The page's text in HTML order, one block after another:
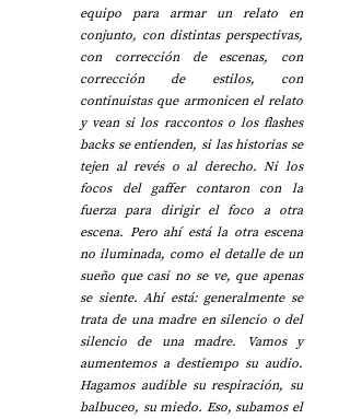
equipo para armar un relato en
conjunto, con distintas perspectivas,
con corrección de escenas, con
corrección de estilos, con
continuistas que armonicen el relato
y vean si los raccontos o los flashes
backs se entienden, si las historias se
tejen al revés o al derecho. Ni los
focos del gaffer contaron con la
fuerza para dirigir el foco a otra
escena. Pero ahí está la otra escena
no iluminada, como el detalle de un
sueño que casi no se ve, que apenas
se siente. Ahí está: generalmente se
trata de una madre en silencio o del
silencio de una madre. Vamos y
aumentemos a destiempo su audio.
Hagamos audible su respiración, su
balbuceo, su miedo. Eso, subamos el